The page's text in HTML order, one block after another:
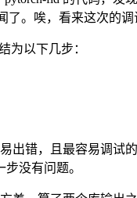
了。唉，看来这次的调
为以下几步：
错，且最容易调试
没有问题。